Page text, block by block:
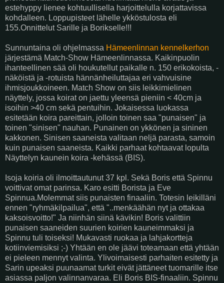
estehyppy lienee kohtuullisella harjoittelulla korjattavissa
kohdalleen. Loppupisteet lähelle ykköstulosta eli
155.Onnittelut Sarille ja Borikselle!!!
Sunnuntaina oli ohjelmassa Hämeenlinnan kennelkerhon
järjestämä Match-Show Hämeenlinnassa. Kaikinpuolin
ihanteellinen sää oli houkutellut paikalle n. 150 erikokoista, -
näköistä ja -rotuista hännänheiluttajaa eri vahvuisine
ihmisjoukkoineen. Match Show on siis leikkimielinen
näyttely, jossa koirat on jaettu yleensä pieniin < 40cm ja
isoihin >40 cm sekä pentuihin. Jokaisessa luokassa
esitetään koira pareittain, jolloin toinen saa "punaisen" ja
toinen "sinisen" nauhan. Punainen on ykkönen ja sininen
kakkonen. Sinisen saaneista valitaan neljä parasta, samoin
kuin punaisen saaneista. Kaikki parhaat kohtaavat lopulta
Näyttelyn kaunein koira -kehässä (BIS).
Isoja koiria oli ilmoittautunut 37 kpl. Sekä Boris että Spinnu
voittivat omat parinsa. Karo esitti Borista ja Eve
Spinnua.Molemmat siis punaisten finaaliin. Totesin leikilläni
ennen "ryhmäkilpailua", että "..menkäähän nyt ja ottakaa
kaksoisvoitto!" Ja niinhän siinä kävikin! Boris valittiin
punaisen saaneiden suurien koirien kauneimmaksi ja
Spinnu tuli toiseksi! Mukavasti ruokaa ja lahjakortteja
kotiinviemisiksi ;-) Yhtään en ole jäävi toteamaan että yhtään
ei pieleen mennyt valinta. Ylivoimaisesti parhaiten esitetty ja
Sarin upeaksi puunaamat turkit eivät jättäneet tuomarille itse
asiassa paljon valinnanvaraa. Eli Boris BIS-finaaliin. Spinnu